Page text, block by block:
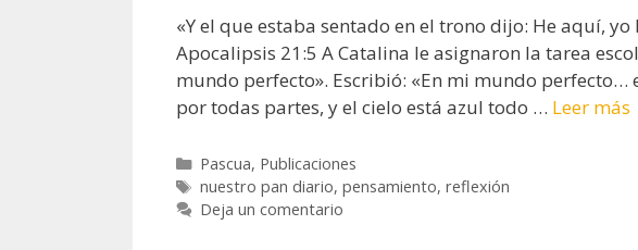
«Y el que estaba sentado en el trono dijo: He aquí,
Apocalipsis 21:5 A Catalina le asignaron la tarea
mundo perfecto». Escribió: «En mi mundo perfecto…
por todas partes, y el cielo está azul todo … Leer más
Categorías
Pascua, Publicaciones
Etiquetas
nuestro pan diario, pensamiento, reflexión
Deja un comentario